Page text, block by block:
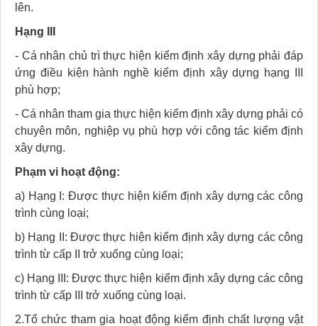
lên.
Hạng III
- Cá nhân chủ trì thực hiện kiểm định xây dựng phải đáp
ứng điều kiện hành nghề kiểm định xây dựng hạng III
phù hợp;
- Cá nhân tham gia thực hiện kiểm định xây dựng phải có
chuyên môn, nghiệp vụ phù hợp với công tác kiểm định
xây dựng.
Phạm vi hoạt động:
a) Hạng I: Được thực hiện kiểm định xây dựng các công
trình cùng loại;
b) Hạng II: Được thực hiện kiểm định xây dựng các công
trình từ cấp II trở xuống cùng loại;
c) Hạng III: Được thực hiện kiểm định xây dựng các công
trình từ cấp III trở xuống cùng loại.
2.Tổ chức tham gia hoạt động kiểm định chất lượng vật